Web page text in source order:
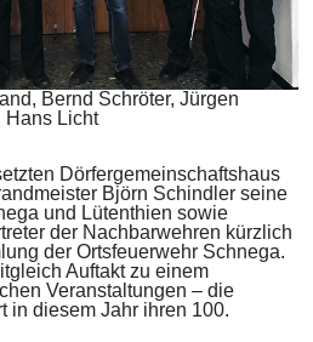
Bernd Schröter, Jürgen
Hans Licht
Dörfergemeinschaftshaus
Björn Schindler seine
und Lütenthien sowie
der Nachbarwehren kürzlich
der Ortsfeuerwehr Schnega.
Auftakt zu einem
Veranstaltungen – die
in diesem Jahr ihren 100.